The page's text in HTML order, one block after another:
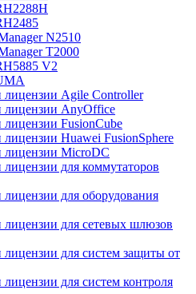
N2510
T2000
V2
лицензии Agile Controller
лицензии AnyOffice
FusionCube
Huawei FusionSphere
лицензии MicroDC
для коммутаторов
для оборудования
для сетевых шлюзов
для систем защиты от
для систем контроля